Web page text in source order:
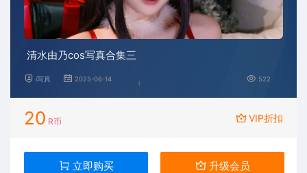
清水由乃cos写真合集三
i写真 2025-06-14 522
20 R币 VIP折扣
立即购买 升级会员